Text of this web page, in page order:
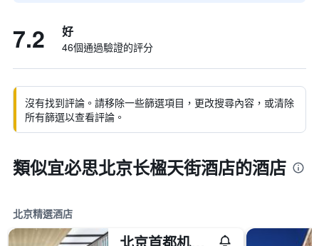
7.2 好
46個通過驗證的評分
沒有找到評論。請移除一些篩選項目，更改搜尋內容，或清除
所有篩選以查看評論。
類似宜必思北京长楹天街酒店的酒店
北京精選酒店